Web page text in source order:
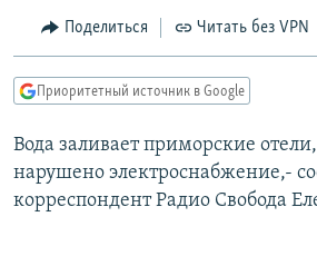
Вернутся
главной
навигации
Вернутся
поиску
МНЕНИЯ
IDEL.РЕАЛИИ
КАВКАЗ.РЕАЛИИ
СЕВЕР.РЕАЛИИ
Поделиться Читать без VPN
Приоритетный источник в Google
Вода заливает приморские
нарушено электроснабжение,-
корреспондент Радио Свобода